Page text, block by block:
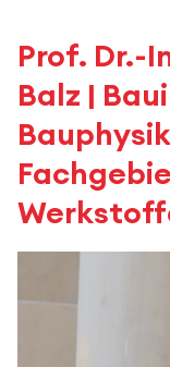
Prof. Dr.-
Balz |